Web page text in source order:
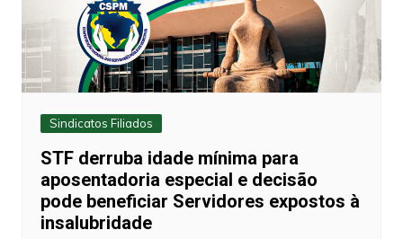
Sindicatos Filiados
STF derruba idade mínima para
aposentadoria especial e decisão
pode beneficiar Servidores expostos à
insalubridade